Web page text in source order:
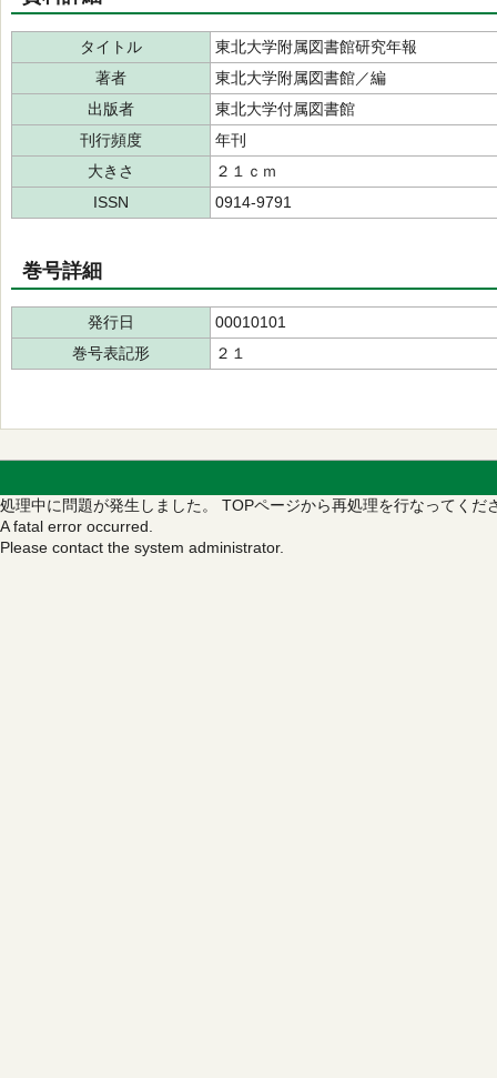
タイトル
東北大学附属図書館研究年報
著者
東北大学附属図書館／編
出版者
東北大学付属図書館
刊行頻度
年刊
大きさ
２１ｃｍ
ISSN
0914-9791
巻号詳細
発行日
00010101
巻号表記形
２１
処理中に問題が発生しました。 TOPページから再処理を行なってくだ
A fatal error occurred.
Please contact the system administrator.